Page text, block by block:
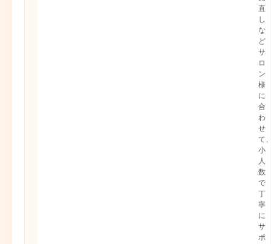
直
し
な
ど
サ
ロ
ン
様
に
合
わ
せ
て
小
人
数
で
丁
寧
に
サ
ポ